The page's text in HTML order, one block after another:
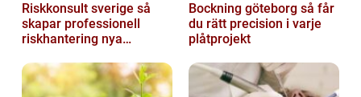
Riskkonsult sverige så
skapar professionell
riskhantering nya
Bockning göteborg så får
du rätt precision i varje
plåtprojekt